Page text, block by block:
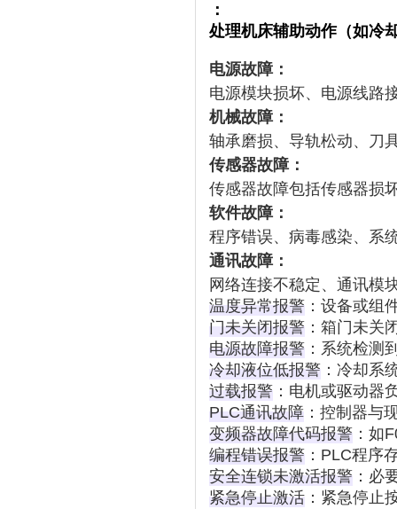
：
处理机床辅助动作（如冷
电源故障：
电源模块损坏、电源线路
机械故障：
轴承磨损、导轨松动、刀
传感器故障：
传感器故障包括传感器损
软件故障：
程序错误、病毒感染、系
通讯故障：
网络连接不稳定、通讯模
温度异常报警 ：设备或组
门未关闭报警 ：箱门未关
电源故障报警 ：系统检测
冷却液位低报警 ：冷却系
过载报警 ：电机或驱动器
PLC通讯故障 ：控制器与
变频器故障代码报警 ：如
编程错误报警 ：PLC程序
安全连锁未激活报警 ：必
紧急停止激活 ：紧急停止